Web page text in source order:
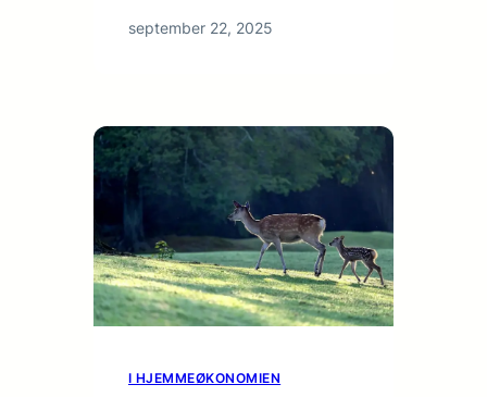
september 22, 2025
I HJEMMEØKONOMIEN